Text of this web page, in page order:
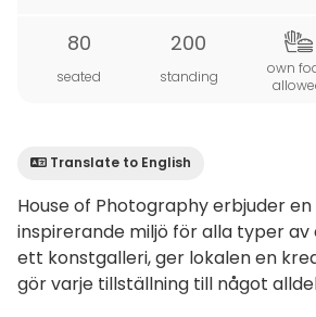
80
seated
200
standing
own
Translate to English
House of Photography erbjuder
inspirerande miljö för alla typer av
ett konstgalleri, ger lokalen en
gör varje tillställning till något